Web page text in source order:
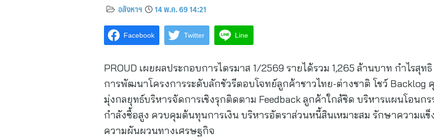
อสังหาฯ 14 พ.ค. 69 14:21
Facebook Twitter Line
PROUD เผยผลประกอบการไตรมาส 1/2569 รายได้รวม 1,265 ล้านบาท กำไรสุ
การพัฒนาโครงการระดับลักชัวรีตอบโจทย์ลูกค้าชาวไทย-ต่างชาติ โชว์
มุ่งกลยุทธ์บริหารจัดการเชิงรุกติดตาม Feedback ลูกค้าใกล้ชิด บริหารแผนโอนก
กำลังซื้อสูง ควบคุมต้นทุนการเงิน บริหารอัตราส่วนหนี้สินเหมาะสม รักษาความแข็
ความผันผวนทางเศรษฐกิจ